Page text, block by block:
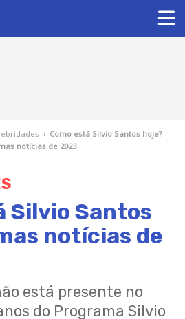
› Como está Silvio Santos hoje?
notícias de 2023
Silvio Santos
notícias de
está presente no
do Programa Silvio